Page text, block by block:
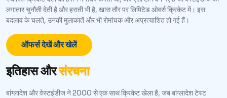
लगातार चुनौती देती है और हराती भी है, खास तौर पर लिमिटेड ओवर्स क्रिकेट में। इस
बदलाव के चलते, उनकी मुलाकातें और भी रोमांचक और अप्रत्याशित हो गई हैं।
ऑफर्स देखें और खेलें
इतिहास औरसंरचना
बांग्लादेश और वेस्टइंडीज ने 2000 से एक साथ क्रिकेट खेला है, जब बांग्लादेश टेस्ट